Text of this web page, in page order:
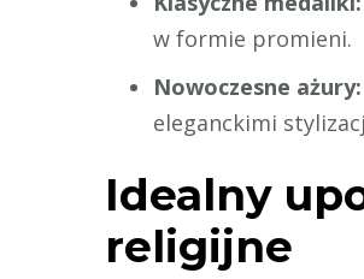
w formie promieni.
Nowoczesne ażury:
eleganckimi
Idealny
religijne